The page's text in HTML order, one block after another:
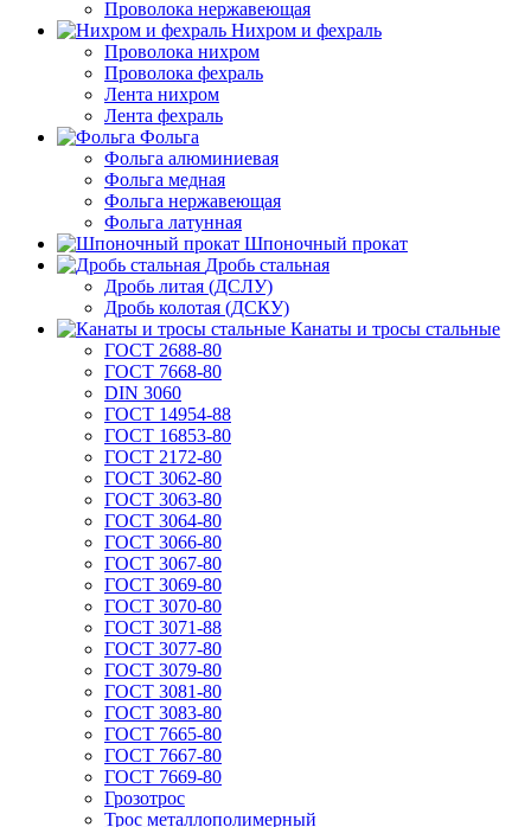
Проволока нержавеющая
Нихром и фехраль
Проволока нихром
Проволока фехраль
Лента нихром
Лента фехраль
Фольга
Фольга алюминиевая
Фольга медная
Фольга нержавеющая
Фольга латунная
Шпоночный прокат
Дробь стальная
Дробь литая (ДСЛУ)
Дробь колотая (ДСКУ)
Канаты и тросы стальные
ГОСТ 2688-80
ГОСТ 7668-80
DIN 3060
ГОСТ 14954-88
ГОСТ 16853-80
ГОСТ 2172-80
ГОСТ 3062-80
ГОСТ 3063-80
ГОСТ 3064-80
ГОСТ 3066-80
ГОСТ 3067-80
ГОСТ 3069-80
ГОСТ 3070-80
ГОСТ 3071-88
ГОСТ 3077-80
ГОСТ 3079-80
ГОСТ 3081-80
ГОСТ 3083-80
ГОСТ 7665-80
ГОСТ 7667-80
ГОСТ 7669-80
Грозотрос
Трос металлополимерный